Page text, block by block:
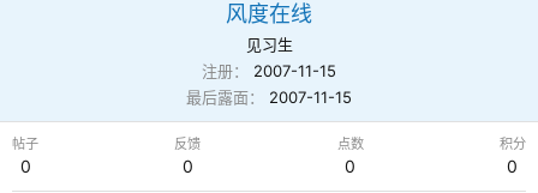
风度在线
见习生
注册
2007-11-15
最后露面
2007-11-15
帖子
0
反馈
0
点数
0
积分
0